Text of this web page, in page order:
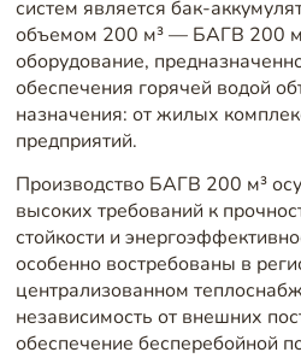
систем является бак-
объемом 200 м³ — БАГВ 200
оборудование,
обеспечения горячей водой
назначения: от жилых
предприятий.
Производство БАГВ 200 м³
высоких требований к
стойкости и
особенно востребованы в
централизованном
независимость от внешних
обеспечение бесперебойной